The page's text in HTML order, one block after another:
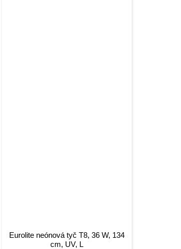
Eurolite neónová tyč T8, 36 W, 134
cm, UV, L